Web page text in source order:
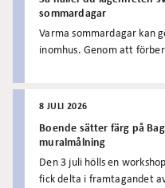
sommardagar
Varma sommardagar kan
inomhus. Genom att
8 JULI 2026
Boende sätter färg på
muralmålning
Den 3 juli hölls en
fick delta i framtagandet